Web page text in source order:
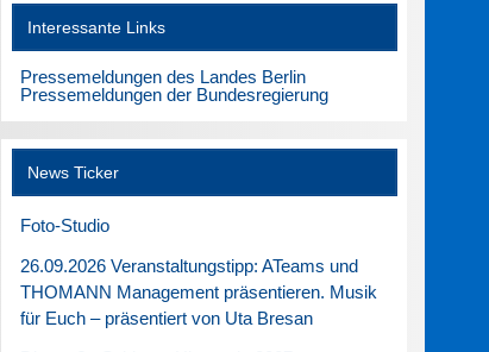
Interessante Links
Pressemeldungen des Landes Berlin
Pressemeldungen der Bundesregierung
News Ticker
Foto-Studio
26.09.2026 Veranstaltungstipp: ATeams und
THOMANN Management präsentieren. Musik
für Euch – präsentiert von Uta Bresan